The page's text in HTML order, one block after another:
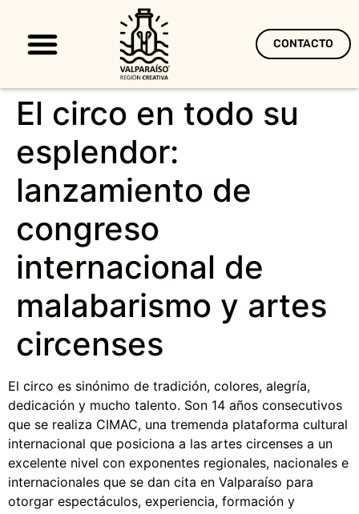
CONTACTO
El circo en todo su
esplendor:
lanzamiento de
congreso
internacional de
malabarismo y artes
circenses
El circo es sinónimo de tradición, colores, alegría,
dedicación y mucho talento. Son 14 años consecutivos
que se realiza CIMAC, una tremenda plataforma cultural
internacional que posiciona a las artes circenses a un
excelente nivel con exponentes regionales, nacionales e
internacionales que se dan cita en Valparaíso para
otorgar espectáculos, experiencia, formación y